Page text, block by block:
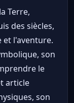
Terre,
des siècles,
et l'aventure.
son
le
article
son